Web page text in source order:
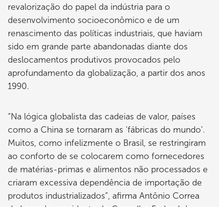
revalorização do papel da indústria para o
desenvolvimento socioeconômico e de um
renascimento das políticas industriais, que haviam
sido em grande parte abandonadas diante dos
deslocamentos produtivos provocados pelo
aprofundamento da globalização, a partir dos anos
1990.
“Na lógica globalista das cadeias de valor, países
como a China se tornaram as ‘fábricas do mundo’.
Muitos, como infelizmente o Brasil, se restringiram
ao conforto de se colocarem como fornecedores
de matérias-primas e alimentos não processados e
criaram excessiva dependência de importação de
produtos industrializados”, afirma Antônio Correa